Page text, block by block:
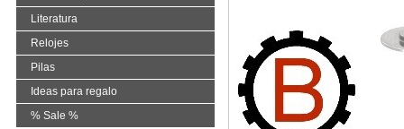
Literatura
Relojes
Pilas
Ideas para regalo
% Sale %